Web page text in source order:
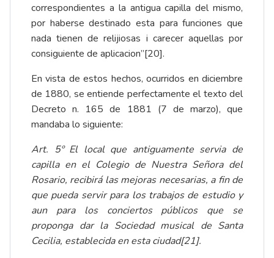
correspondientes a la antigua capilla del mismo,
por haberse destinado esta para funciones que
nada tienen de relijiosas i carecer aquellas por
consiguiente de aplicacion”[20].
En vista de estos hechos, ocurridos en diciembre
de 1880, se entiende perfectamente el texto del
Decreto n. 165 de 1881 (7 de marzo), que
mandaba lo siguiente:
Art. 5º El local que antiguamente servia de
capilla en el Colegio de Nuestra Señora del
Rosario, recibirá las mejoras necesarias, a fin de
que pueda servir para los trabajos de estudio y
aun para los conciertos públicos que se
proponga dar la Sociedad musical de Santa
Cecilia, establecida en esta ciudad[21].